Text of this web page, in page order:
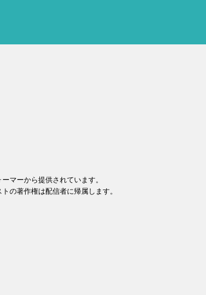
マーから提供されています。
の著作権は配信者に帰属します。